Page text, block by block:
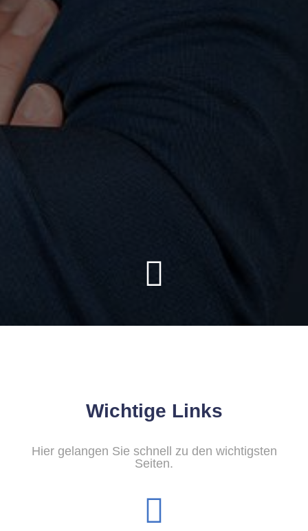
Wichtige Links
Hier gelangen Sie schnell zu den wichtigsten
Seiten.